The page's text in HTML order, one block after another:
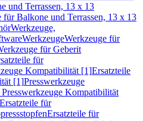
und Terrassen, 13 x 13
Balkone und Terrassen, 13 x 13
Werkzeuge,
WerkzeugeWerkzeuge für
für Geberit
für
Kompatibilität [1]Ersatzteile
[1]Presswerkzeuge
Kompatibilität
Ersatzteile für
Ersatzteile für